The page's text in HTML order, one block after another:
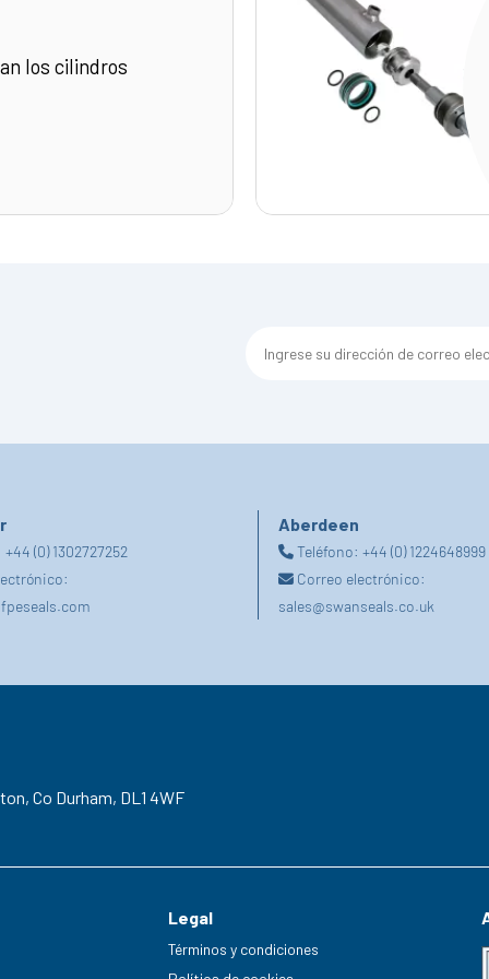
los cilindros
+44 (0) 1302727252
Aberdeen
Teléfono: +44 (0) 1224648999
Correo electrónico:
sales@swanseals.co.uk
Co Durham, DL1 4WF
Legal
Términos y condiciones